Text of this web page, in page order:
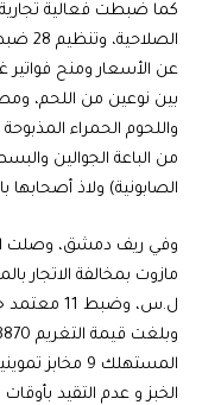
كما ضبطت فعالية
عن الأسعار ومنح
بين نوعين من اللحم،
واللحوم الحمراء
من الباعة الجوالين
الصابونية) ولاذ أصحابها
ل.س، وضبط
المستهلك 9
الخبز و عدم التقيد